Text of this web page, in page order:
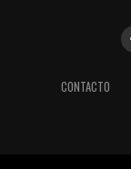
CONTACTO